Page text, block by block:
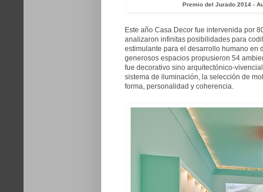
Premio del Jurado 2014 -
Este año Casa Decor fue intervenida por
analizaron infinitas posibilidades para
estimulante para el desarrollo humano en
generosos espacios propusieron 54
fue decorativo sino arquitectónico-
sistema de iluminación, la selección de
forma, personalidad y coherencia.